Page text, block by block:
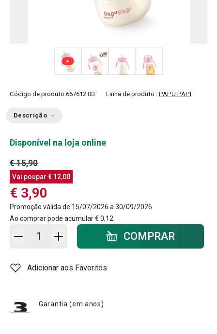
Código de produto 667612.00 Linha de produto : PAPU PAPI
Descrição
Disponível na loja online
€ 15,90
Vai poupar € 12,00
€ 3,90
Promoção válida de 15/07/2026 a 30/09/2026
Ao comprar pode acumular€ 0,12
Adicionar ao carrinho - quantidadeCOMPRAR
Adicionar aos Favoritos
Garantia (em anos)